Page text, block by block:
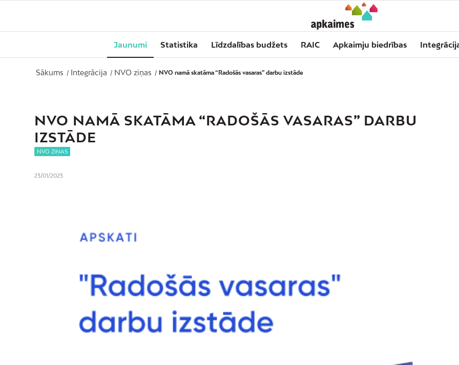
Jaunumi Statistika Līdzdalības budžets RAIC Apkaimju biedrības
Sākums / Integrācija / NVO ziņas / NVO namā skatāma “Radošās vasaras” darbu izstāde
NVO NAMĀ SKATĀMA “RADOŠĀS VASARAS” DARBU
IZSTĀDE
NVO ZIŅAS
23/01/2023